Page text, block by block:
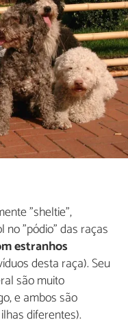
"sheltie",
no "pódio" das raças
estranhos
desta raça). Seu
são muito
e ambos são
diferentes).